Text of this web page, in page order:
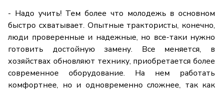
- Надо учить! Тем более что молодежь в основном
быстро схватывает. Опытные трактористы, конечно,
люди проверенные и надежные, но все-таки нужно
готовить достойную замену. Все меняется, в
хозяйствах обновляют технику, приобретается более
современное оборудование. На нем работать
комфортнее, но и одновременно сложнее, так как